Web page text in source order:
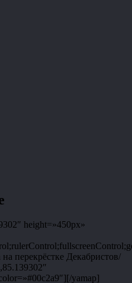
height=»450px»
перекрёстке Декабристов/
yamap]